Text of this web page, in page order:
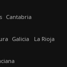
Cantabria
Galicia La Rioja